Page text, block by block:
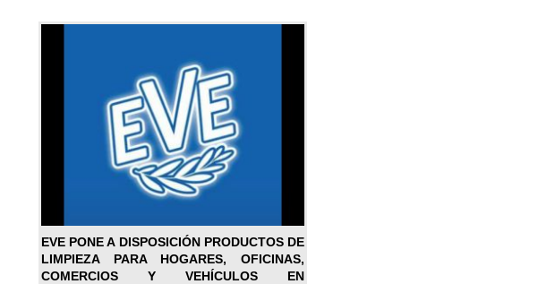
EVE PONE A DISPOSICIÓN PRODUCTOS DE
LIMPIEZA PARA HOGARES, OFICINAS,
COMERCIOS Y VEHÍCULOS EN